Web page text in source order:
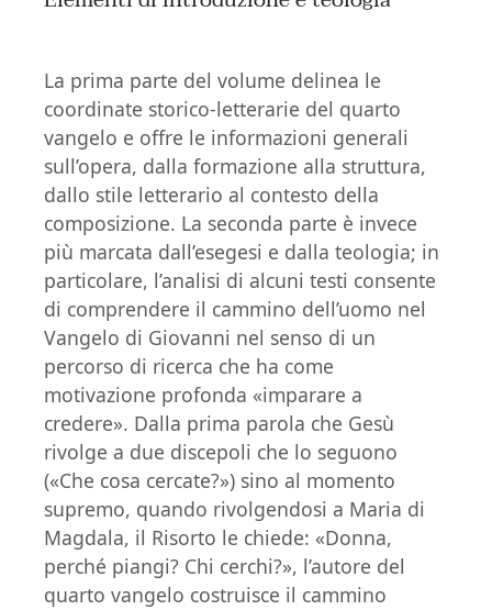
La prima parte del volume delinea le
coordinate storico-letterarie del quarto
vangelo e offre le informazioni generali
sull’opera, dalla formazione alla struttura,
dallo stile letterario al contesto della
composizione. La seconda parte è invece
più marcata dall’esegesi e dalla teologia; in
particolare, l’analisi di alcuni testi consente
di comprendere il cammino dell’uomo nel
Vangelo di Giovanni nel senso di un
percorso di ricerca che ha come
motivazione profonda «imparare a
credere». Dalla prima parola che Gesù
rivolge a due discepoli che lo seguono
(«Che cosa cercate?») sino al momento
supremo, quando rivolgendosi a Maria di
Magdala, il Risorto le chiede: «Donna,
perché piangi? Chi cerchi?», l’autore del
quarto vangelo costruisce il cammino